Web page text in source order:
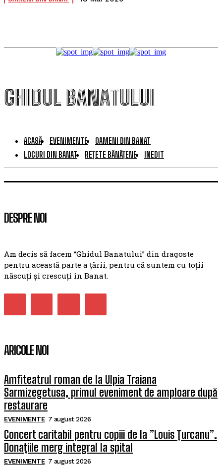
GHIDUL BANATULUI
ACASĂ EVENIMENTE
OAMENI DIN BANAT
LOCURI DIN BANAT
REȚETE BĂNĂȚENE INEDIT
DESPRE NOI
Am decis să facem “Ghidul Banatului” din dragoste
pentru această parte a țării, pentru că suntem cu toții
născuți și crescuți în Banat.
ARICOLE NOI
Amfiteatrul roman de la Ulpia Traiana
Sarmizegetusa, primul eveniment de amploare după
restaurare
EVENIMENTE 7 august 2026
Concert caritabil pentru copiii de la ”Louis Țurcanu”.
Donațiile merg integral la spital
EVENIMENTE 7 august 2026